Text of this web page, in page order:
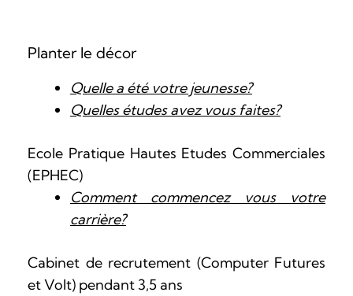
Planter le décor
Quelle a été votre jeunesse?
Quelles études avez vous faites?
Ecole Pratique Hautes Etudes Commerciales
(EPHEC)
Comment commencez vous votre
carrière?
Cabinet de recrutement (Computer Futures
et Volt) pendant 3,5 ans